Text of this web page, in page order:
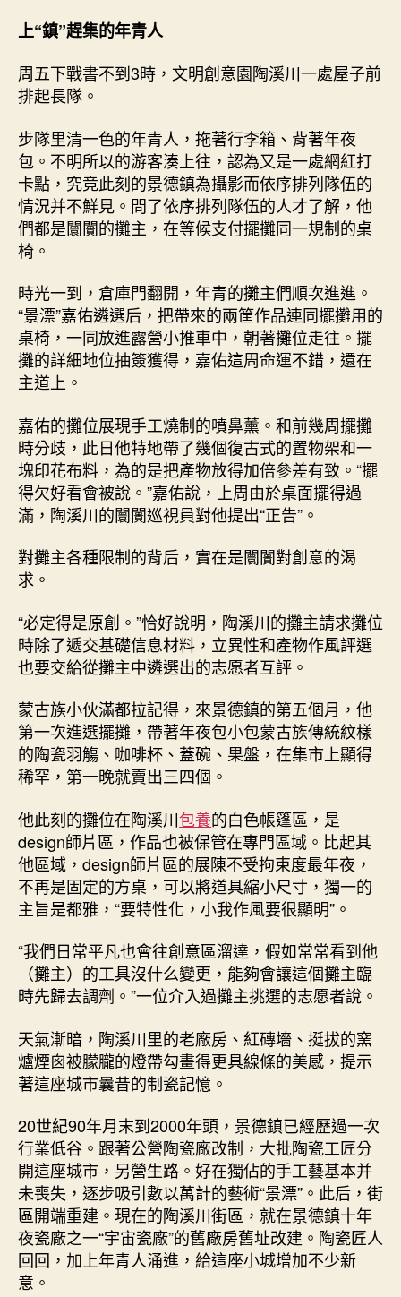
上“鎮”趕集的年青人
周五下戰書不到3時，文明創意園陶溪川一處屋子前
排起長隊。
步隊里清一色的年青人，拖著行李箱、背著年夜
包。不明所以的游客湊上往，認為又是一處網紅打
卡點，究竟此刻的景德鎮為攝影而依序排列隊伍的
情況并不鮮見。問了依序排列隊伍的人才了解，他
們都是闤闠的攤主，在等候支付擺攤同一規制的桌
椅。
時光一到，倉庫門翻開，年青的攤主們順次進進。
“景漂”嘉佑遴選后，把帶來的兩筐作品連同擺攤用的
桌椅，一同放進露營小推車中，朝著攤位走往。擺
攤的詳細地位抽簽獲得，嘉佑這周命運不錯，還在
主道上。
嘉佑的攤位展現手工燒制的噴鼻薰。和前幾周擺攤
時分歧，此日他特地帶了幾個復古式的置物架和一
塊印花布料，為的是把產物放得加倍參差有致。“擺
得欠好看會被說。”嘉佑說，上周由於桌面擺得過
滿，陶溪川的闤闠巡視員對他提出“正告”。
對攤主各種限制的背后，實在是闤闠對創意的渴
求。
“必定得是原創。”恰好說明，陶溪川的攤主請求攤位
時除了遞交基礎信息材料，立異性和產物作風評選
也要交給從攤主中遴選出的志愿者互評。
蒙古族小伙滿都拉記得，來景德鎮的第五個月，他
第一次進選擺攤，帶著年夜包小包蒙古族傳統紋樣
的陶瓷羽觴、咖啡杯、蓋碗、果盤，在集市上顯得
稀罕，第一晚就賣出三四個。
他此刻的攤位在陶溪川包養的白色帳篷區，是
design師片區，作品也被保管在專門區域。比起其
他區域，design師片區的展陳不受拘束度最年夜，
不再是固定的方桌，可以將道具縮小尺寸，獨一的
主旨是都雅，“要特性化，小我作風要很顯明”。
“我們日常平凡也會往創意區溜達，假如常常看到他
（攤主）的工具沒什么變更，能夠會讓這個攤主臨
時先歸去調劑。”一位介入過攤主挑選的志愿者說。
天氣漸暗，陶溪川里的老廠房、紅磚墻、挺拔的窯
爐煙囪被朦朧的燈帶勾畫得更具線條的美感，提示
著這座城市曩昔的制瓷記憶。
20世紀90年月末到2000年頭，景德鎮已經歷過一次
行業低谷。跟著公營陶瓷廠改制，大批陶瓷工匠分
開這座城市，另營生路。好在獨佔的手工藝基本并
未喪失，逐步吸引數以萬計的藝術“景漂”。此后，街
區開端重建。現在的陶溪川街區，就在景德鎮十年
夜瓷廠之一“宇宙瓷廠”的舊廠房舊址改建。陶瓷匠人
回回，加上年青人涌進，給這座小城增加不少新
意。